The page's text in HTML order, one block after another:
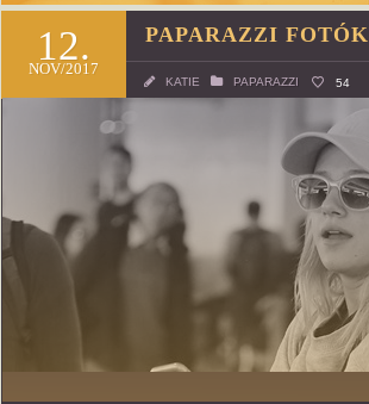
12.
NOV/2017
PAPARAZZI FOTÓK
KATIE PAPARAZZI 54